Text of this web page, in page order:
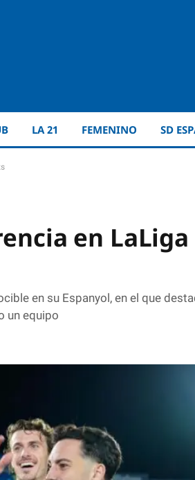
LA 21 FEMENINO SD
en LaLiga
en su Espanyol, en el que
un equipo